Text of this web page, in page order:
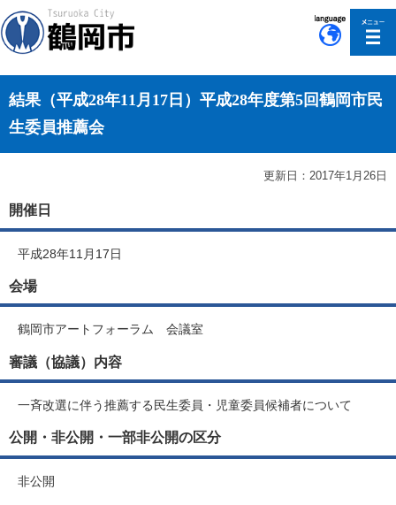
結果（平成28年11月17日）平成28年度第5回鶴岡市民
生委員推薦会
更新日：2017年1月26日
開催日
平成28年11月17日
会場
鶴岡市アートフォーラム 会議室
審議（協議）内容
一斉改選に伴う推薦する民生委員・児童委員候補者について
公開・非公開・一部非公開の区分
非公開